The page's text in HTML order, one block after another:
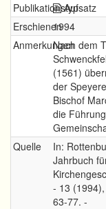
PublikationstypAufsatz
Erschienen1994
AnmerkungenNach dem
(1561)
der
Bischof
die
Quelle
In:
Jahrbuch
- 13
63-77. -